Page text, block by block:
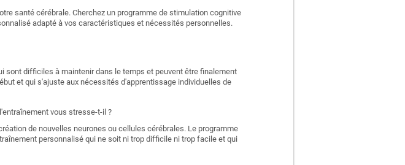
santé cérébrale. Cherchez un programme de stimulation cognitive
adapté à vos caractéristiques et nécessités personnelles.
sont difficiles à maintenir dans le temps et peuvent être finalement
et qui s'ajuste aux nécessités d'apprentissage individuelles de
vous stresse-t-il ?
de nouvelles neurones ou cellules cérébrales. Le programme
personnalisé qui ne soit ni trop difficile ni trop facile et qui